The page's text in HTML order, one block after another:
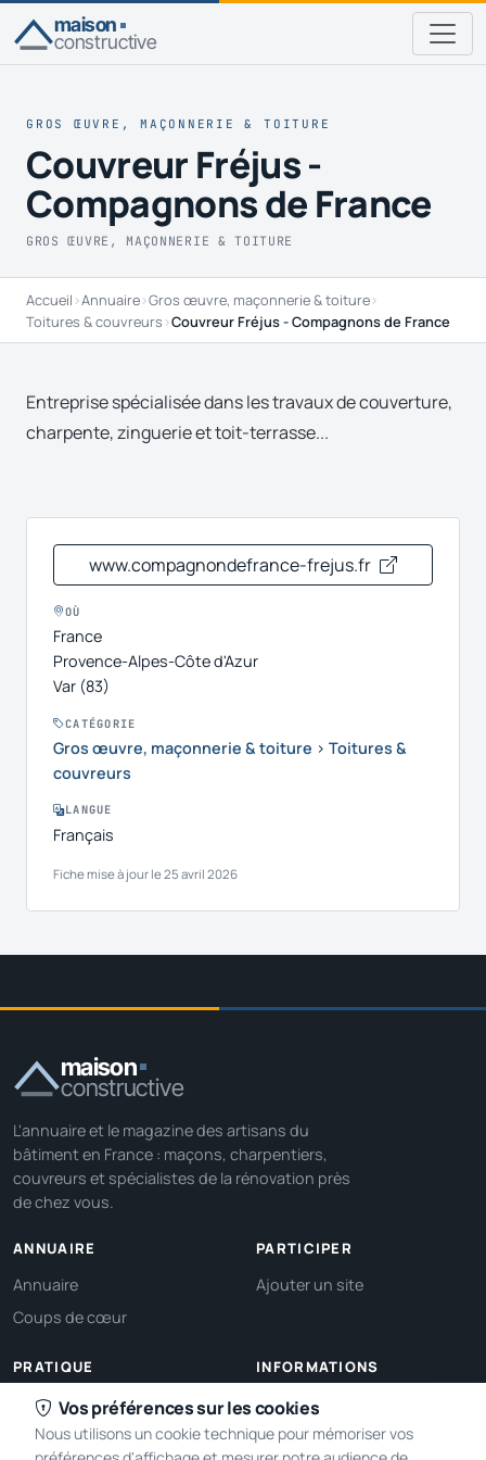
maison
constructive
GROS ŒUVRE, MAÇONNERIE & TOITURE
Couvreur Fréjus -
Compagnons de France
GROS ŒUVRE, MAÇONNERIE & TOITURE
Accueil ›Annuaire›Gros œuvre, maçonnerie & toiture›
Toitures & couvreurs ›Couvreur Fréjus - Compagnons de France
Entreprise spécialisée dans les travaux de couverture,
charpente, zinguerie et toit-terrasse...
www.compagnondefrance-frejus.fr
OÙ
France
Provence-Alpes-Côte d'Azur
Var (83)
CATÉGORIE
Gros œuvre, maçonnerie & toiture › Toitures &
couvreurs
LANGUE
Français
Fiche mise à jour le 25 avril 2026
maison
constructive
L'annuaire et le magazine des artisans du
bâtiment en France : maçons, charpentiers,
couvreurs et spécialistes de la rénovation près
de chez vous.
ANNUAIRE
Annuaire
Coups de cœur
PARTICIPER
Ajouter un site
PRATIQUE
Ma localisation
Gérer mes cookies
INFORMATIONS
À propos
Contact
Vos préférences sur les cookies
Nous utilisons un cookie technique pour mémoriser vos